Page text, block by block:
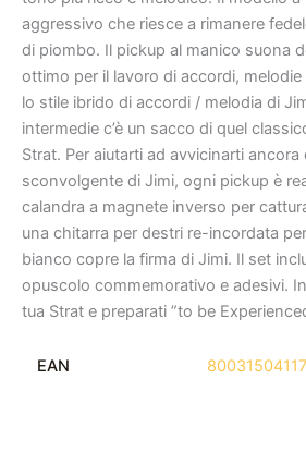
aggressivo che riesce a rimanere
di piombo. Il pickup al manico suona
ottimo per il lavoro di accordi,
lo stile ibrido di accordi / melodia di
intermedie c’è un sacco di quel
Strat. Per aiutarti ad avvicinarti ancora
sconvolgente di Jimi, ogni pickup è
calandra a magnete inverso per
una chitarra per destri re-incordata
bianco copre la firma di Jimi. Il set
opuscolo commemorativo e adesivi.
tua Strat e preparati ”to be
EAN